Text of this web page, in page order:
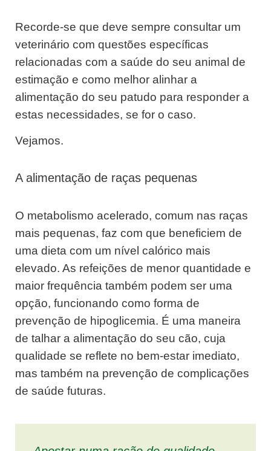
Recorde-se que deve sempre consultar um
veterinário com questões específicas
relacionadas com a saúde do seu animal de
estimação e como melhor alinhar a
alimentação do seu patudo para responder a
estas necessidades, se for o caso.
Vejamos.
A alimentação de raças pequenas
O metabolismo acelerado, comum nas raças
mais pequenas, faz com que beneficiem de
uma dieta com um nível calórico mais
elevado. As refeições de menor quantidade e
maior frequência também podem ser uma
opção, funcionando como forma de
prevenção de hipoglicemia. É uma maneira
de talhar a alimentação do seu cão, cuja
qualidade se reflete no bem-estar imediato,
mas também na prevenção de complicações
de saúde futuras.